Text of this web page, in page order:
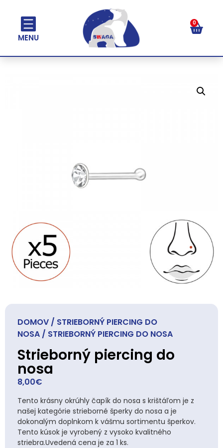
MENU
0
DOMOV / STRIEBORNÝ PIERCING DO
NOSA / STRIEBORNÝ PIERCING DO NOSA
Strieborný piercing do
nosa
8,00€
Tento krásny okrúhly čapík do nosa s krištáľom je z
našej kategórie strieborné šperky do nosa a je
dokonalým doplnkom k vášmu sortimentu šperkov.
Tento kúsok je vyrobený z vysoko kvalitného
striebra.Uvedená cena je za 1 ks.